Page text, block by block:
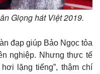
Giọng hát Việt 2019.
đạp giúp Bảo Ngọc tỏa
nghiệp. Nhưng thực tế
lặng tiếng”, thậm chí